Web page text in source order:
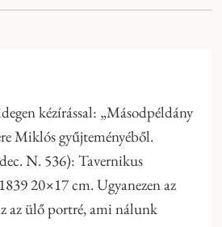
kézírással: „Másodpéldány
Miklós gyűjteményéből.
N. 536): Tavernikus
20×17 cm. Ugyanezen az
az ülő portré, ami nálunk